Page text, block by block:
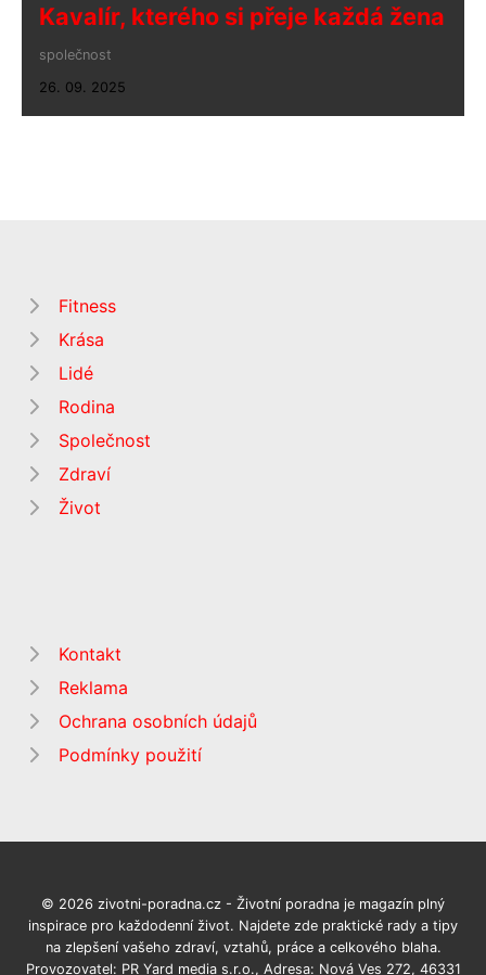
Kavalír, kterého si přeje každá žena
společnost
26. 09. 2025
Fitness
Krása
Lidé
Rodina
Společnost
Zdraví
Život
Kontakt
Reklama
Ochrana osobních údajů
Podmínky použití
© 2026 zivotni-poradna.cz - Životní poradna je magazín plný
inspirace pro každodenní život. Najdete zde praktické rady a tipy
na zlepšení vašeho zdraví, vztahů, práce a celkového blaha.
Provozovatel: PR Yard media s.r.o., Adresa: Nová Ves 272, 46331